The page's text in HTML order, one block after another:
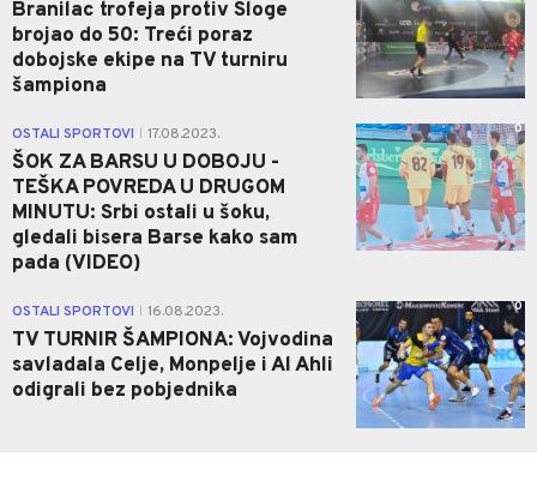
Branilac trofeja protiv Sloge
brojao do 50: Treći poraz
dobojske ekipe na TV turniru
šampiona
OSTALI SPORTOVI 17.08.2023.
ŠOK ZA BARSU U DOBOJU -
TEŠKA POVREDA U DRUGOM
MINUTU: Srbi ostali u šoku,
gledali bisera Barse kako sam
pada (VIDEO)
0
OSTALI SPORTOVI 16.08.2023.
TV TURNIR ŠAMPIONA: Vojvodina
savladala Celje, Monpelje i Al Ahli
odigrali bez pobjednika
0